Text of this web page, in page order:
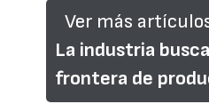
Ver más
La industria
frontera de